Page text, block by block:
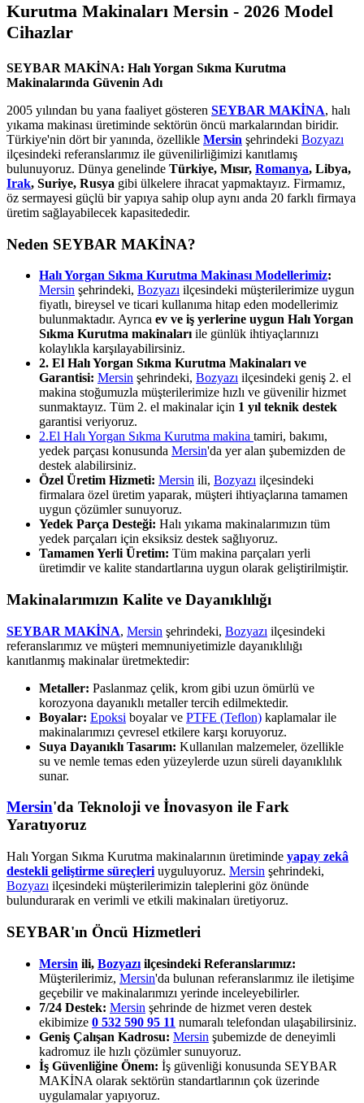
Kurutma Makinaları Mersin - 2026 Model
Cihazlar
SEYBAR MAKİNA: Halı Yorgan Sıkma Kurutma
Makinalarında Güvenin Adı
2005 yılından bu yana faaliyet gösteren SEYBAR MAKİNA, halı
yıkama makinası üretiminde sektörün öncü markalarından biridir.
Türkiye'nin dört bir yanında, özellikle Mersin şehrindeki Bozyazı
ilçesindeki referanslarımız ile güvenilirliğimizi kanıtlamış
bulunuyoruz. Dünya genelinde Türkiye, Mısır, Romanya, Libya,
Irak, Suriye, Rusya gibi ülkelere ihracat yapmaktayız. Firmamız,
öz sermayesi güçlü bir yapıya sahip olup aynı anda 20 farklı firmaya
üretim sağlayabilecek kapasitededir.
Neden SEYBAR MAKİNA?
Halı Yorgan Sıkma Kurutma Makinası Modellerimiz:
Mersin şehrindeki, Bozyazı ilçesindeki müşterilerimize uygun
fiyatlı, bireysel ve ticari kullanıma hitap eden modellerimiz
bulunmaktadır. Ayrıca ev ve iş yerlerine uygun Halı Yorgan
Sıkma Kurutma makinaları ile günlük ihtiyaçlarınızı
kolaylıkla karşılayabilirsiniz.
2. El Halı Yorgan Sıkma Kurutma Makinaları ve
Garantisi: Mersin şehrindeki, Bozyazı ilçesindeki geniş 2. el
makina stoğumuzla müşterilerimize hızlı ve güvenilir hizmet
sunmaktayız. Tüm 2. el makinalar için 1 yıl teknik destek
garantisi veriyoruz.
2.El Halı Yorgan Sıkma Kurutma makina tamiri, bakımı,
yedek parçası konusunda Mersin'da yer alan şubemizden de
destek alabilirsiniz.
Özel Üretim Hizmeti: Mersin ili, Bozyazı ilçesindeki
firmalara özel üretim yaparak, müşteri ihtiyaçlarına tamamen
uygun çözümler sunuyoruz.
Yedek Parça Desteği: Halı yıkama makinalarımızın tüm
yedek parçaları için eksiksiz destek sağlıyoruz.
Tamamen Yerli Üretim: Tüm makina parçaları yerli
üretimdir ve kalite standartlarına uygun olarak geliştirilmiştir.
Makinalarımızın Kalite ve Dayanıklılığı
SEYBAR MAKİNA, Mersin şehrindeki, Bozyazı ilçesindeki
referanslarımız ve müşteri memnuniyetimizle dayanıklılığı
kanıtlanmış makinalar üretmektedir:
Metaller: Paslanmaz çelik, krom gibi uzun ömürlü ve
korozyona dayanıklı metaller tercih edilmektedir.
Boyalar: Epoksi boyalar ve PTFE (Teflon) kaplamalar ile
makinalarımızı çevresel etkilere karşı koruyoruz.
Suya Dayanıklı Tasarım: Kullanılan malzemeler, özellikle
su ve nemle temas eden yüzeylerde uzun süreli dayanıklılık
sunar.
Mersin'da Teknoloji ve İnovasyon ile Fark
Yaratıyoruz
Halı Yorgan Sıkma Kurutma makinalarının üretiminde yapay zekâ
destekli geliştirme süreçleri uyguluyoruz. Mersin şehrindeki,
Bozyazı ilçesindeki müşterilerimizin taleplerini göz önünde
bulundurarak en verimli ve etkili makinaları üretiyoruz.
SEYBAR'ın Öncü Hizmetleri
Mersin ili, Bozyazı ilçesindeki Referanslarımız:
Müşterilerimiz, Mersin'da bulunan referanslarımız ile iletişime
geçebilir ve makinalarımızı yerinde inceleyebilirler.
7/24 Destek: Mersin şehrinde de hizmet veren destek
ekibimize 0 532 590 95 11 numaralı telefondan ulaşabilirsiniz.
Geniş Çalışan Kadrosu: Mersin şubemizde de deneyimli
kadromuz ile hızlı çözümler sunuyoruz.
İş Güvenliğine Önem: İş güvenliği konusunda SEYBAR
MAKİNA olarak sektörün standartlarının çok üzerinde
uygulamalar yapıyoruz.